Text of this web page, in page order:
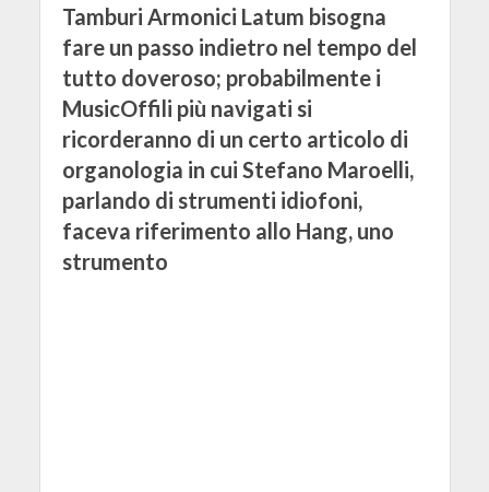
Tamburi Armonici Latum bisogna
fare un passo indietro nel tempo del
tutto doveroso; probabilmente i
MusicOffili più navigati si
ricorderanno di un certo articolo di
organologia in cui Stefano Maroelli,
parlando di strumenti idiofoni,
faceva riferimento allo Hang, uno
strumento